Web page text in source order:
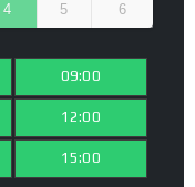
4 5 6
09:00
12:00
15:00